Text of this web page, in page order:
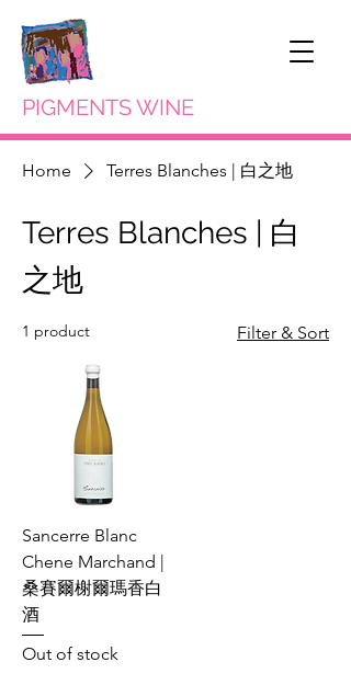
PIGMENTS WINE
Home Terres Blanches | 白之地
Terres Blanches | 白
之地
1 product Filter & Sort
Sancerre Blanc
Chene Marchand |
桑賽爾榭爾瑪香白
酒
Out of stock